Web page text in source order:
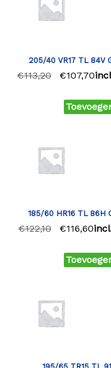
205/40 VR17 TL 84V
€113,20 €107,70
185/60 HR16 TL 86H
€122,10 €116,60